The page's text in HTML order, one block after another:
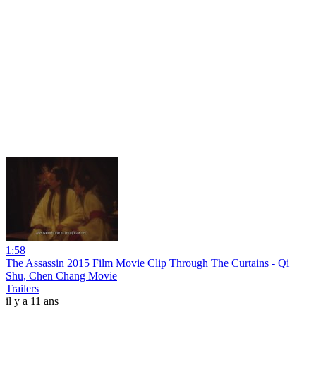
1:58
The Assassin 2015 Film Movie Clip Through The Curtains - Qi
Shu, Chen Chang Movie
Trailers
il y a 11 ans